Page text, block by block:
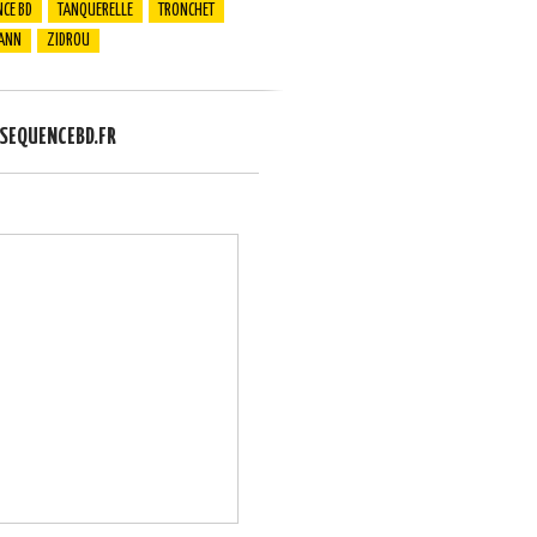
BD
TANQUERELLE
TRONCHET
ZIDROU